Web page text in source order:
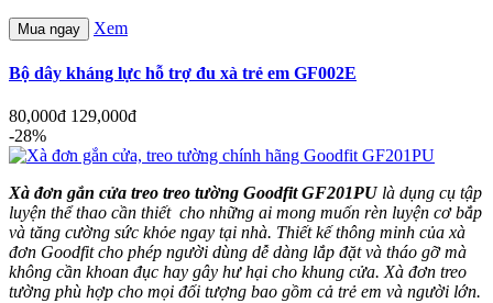
Mua ngay Xem
Bộ dây kháng lực hỗ trợ đu xà trẻ em GF002E
80,000đ 129,000đ
-28%
Xà đơn gắn cửa treo treo tường Goodfit GF201PUlà dụng cụ tập
luyện thể thao cần thiết cho những ai mong muốn rèn luyện cơ bắp
và tăng cường sức khỏe ngay tại nhà. Thiết kế thông minh của xà
đơn Goodfit cho phép người dùng dễ dàng lắp đặt và tháo gỡ mà
không cần khoan đục hay gây hư hại cho khung cửa. Xà đơn treo
tường phù hợp cho mọi đối tượng bao gồm cả trẻ em và người lớn.